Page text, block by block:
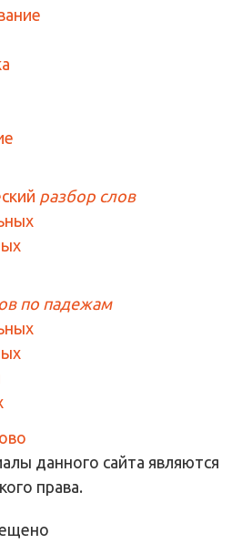
разбор слов
по падежам
данного сайта являются
права.